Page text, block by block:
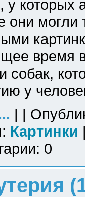
которых
они могли
время
собак,
у
| |
Картинки
0